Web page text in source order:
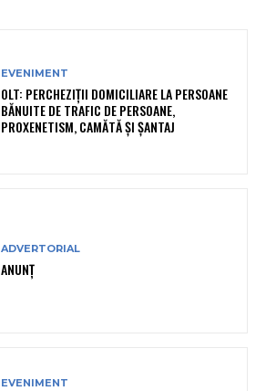
EVENIMENT
OLT: PERCHEZIŢII DOMICILIARE LA PERSOANE
BĂNUITE DE TRAFIC DE PERSOANE,
PROXENETISM, CAMĂTĂ ŞI ŞANTAJ
ADVERTORIAL
ANUNȚ
EVENIMENT